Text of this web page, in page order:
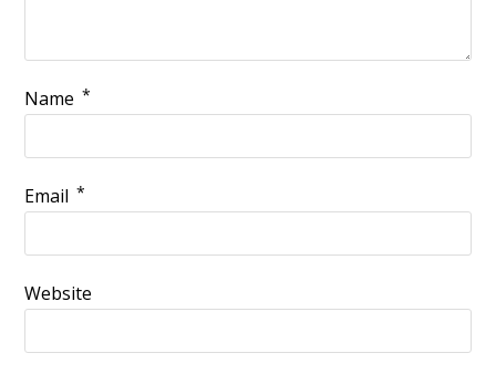
Name *
Email *
Website